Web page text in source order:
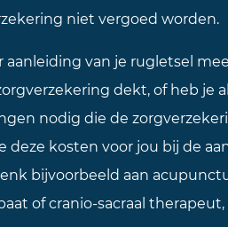
niet vergoed worden.
aanleiding van je rugletsel
dekt, of heb je
nodig die de
deze kosten voor jou bij de
bijvoorbeeld aan
of cranio-sacraal therapeut,